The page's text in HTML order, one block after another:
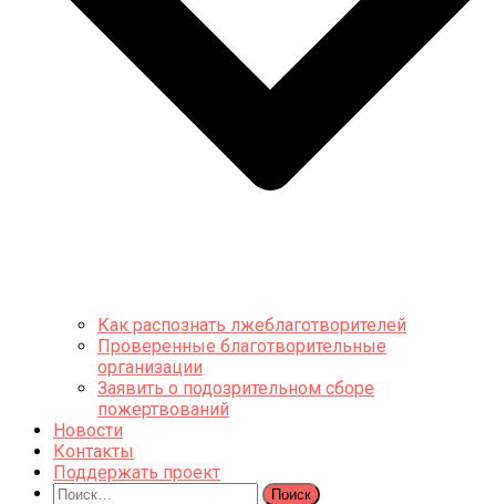
Как распознать лжеблаготворителей
Проверенные благотворительные
организации
Заявить о подозрительном сборе
пожертвований
Новости
Контакты
Поддержать проект
Найти: